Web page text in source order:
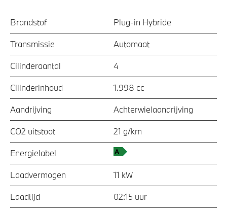
Brandstof Plug-in Hybride
Transmissie Automaat
Cilinderaantal 4
Cilinderinhoud 1.998 cc
Aandrijving Achterwielaandrijving
CO2 uitstoot 21 g/km
Energielabel
Laadvermogen 11 kW
Laadtijd 02:15 uur